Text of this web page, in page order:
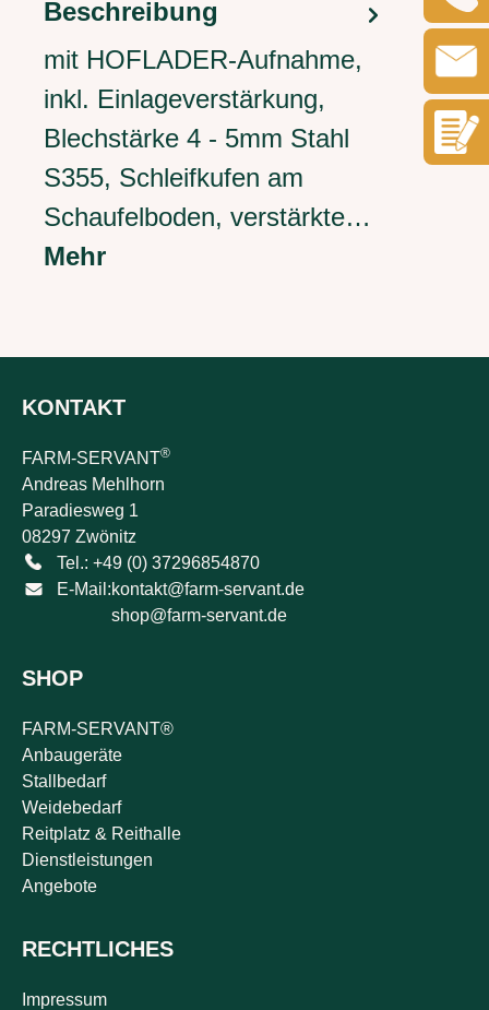
Beschreibung
mit HOFLADER-Aufnahme,
inkl. Einlageverstärkung,
Blechstärke 4 - 5mm Stahl
S355, Schleifkufen am
Schaufelboden, verstärkte…
Mehr
KONTAKT
FARM-SERVANT®
Andreas Mehlhorn
Paradiesweg 1
08297 Zwönitz
Tel.: +49 (0) 37296854870
E-Mail:kontakt@farm-servant.de
shop@farm-servant.de
SHOP
FARM-SERVANT®
Anbaugeräte
Stallbedarf
Weidebedarf
Reitplatz & Reithalle
Dienstleistungen
Angebote
RECHTLICHES
Impressum